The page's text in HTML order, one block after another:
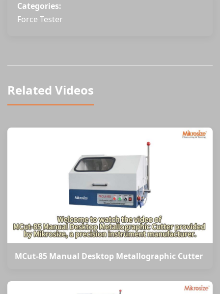
Categories:
Force Tester
Related Videos
MCut-85 Manual Desktop Metallographic Cutter